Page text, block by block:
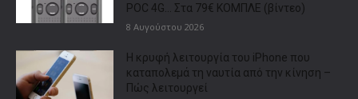
POC 4G… Στα 79€ ΚΟΜΠΛΕ (βίντεο)
8 Αυγούστου 2026
Η κρυφή λειτουργία του iPhone που
καταπολεμά τη ναυτία από την κίνηση –
Πώς λειτουργεί